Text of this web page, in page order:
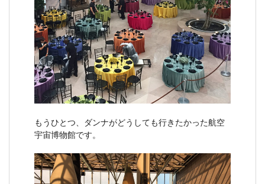
もうひとつ、ダンナがどうしても行きたかった航空
宇宙博物館です。